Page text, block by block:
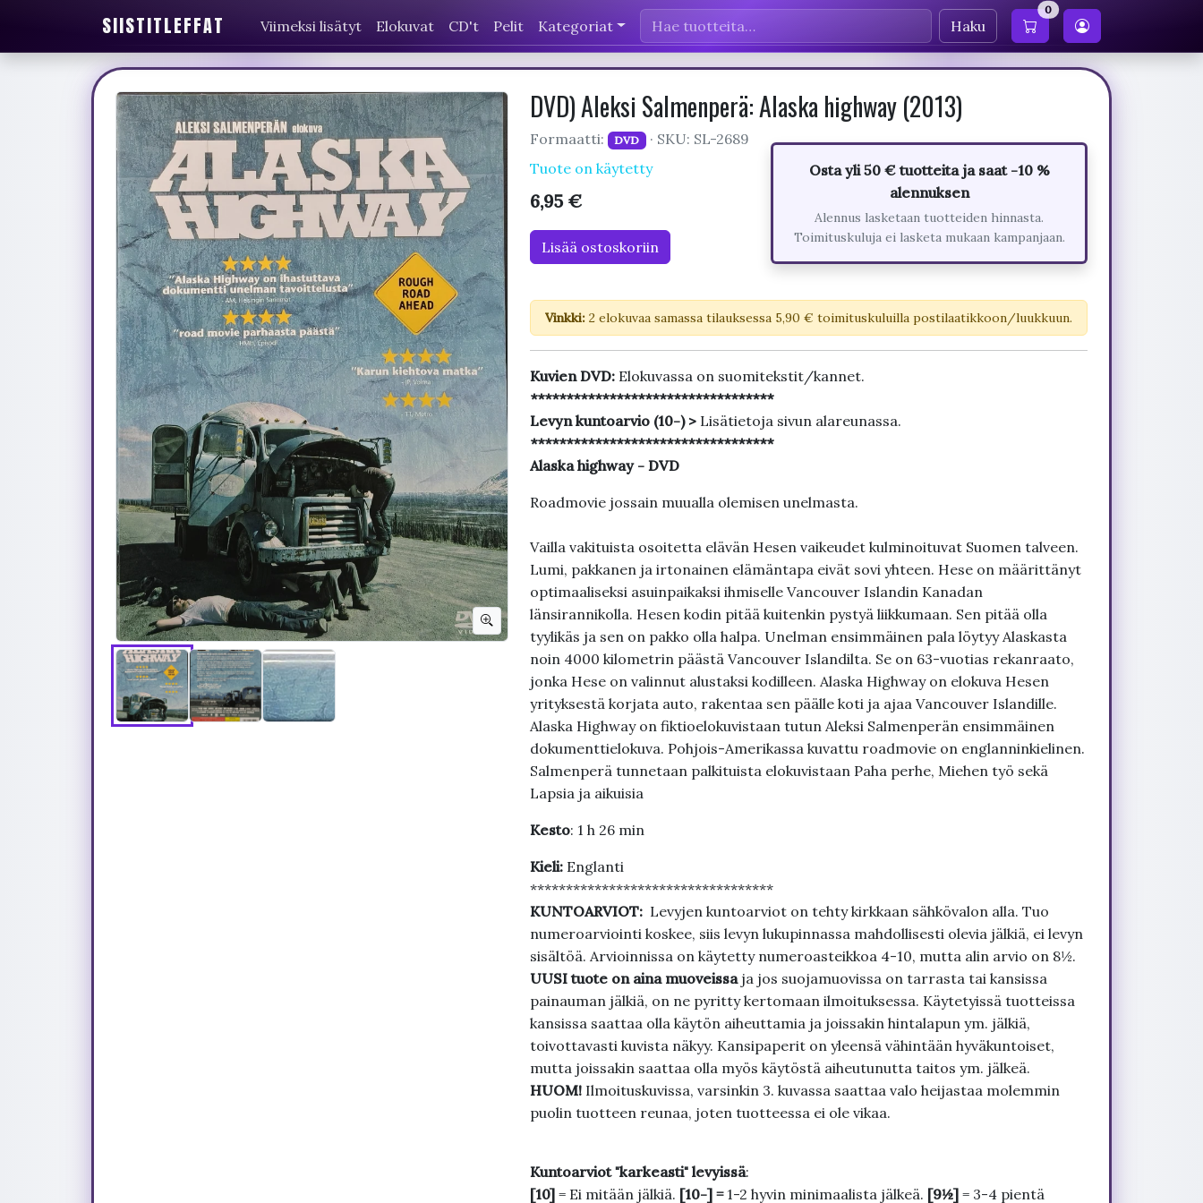
SIISTITLEFFAT Viimeksi lisätyt Elokuvat CD't Pelit Kategoriat Haku
0
DVD) Aleksi Salmenperä: Alaska highway (2013)
Formaatti: DVD
· SKU: SL-2689
Tuote on käytetty
6,95 €
Lisää ostoskoriin
Osta yli 50 € tuotteita ja saat -10 %
alennuksen
Alennus lasketaan tuotteiden hinnasta.
Toimituskuluja ei lasketa mukaan kampanjaan.
Vinkki:2 elokuvaa samassa tilauksessa 5,90 € toimituskuluilla postilaatikkoon/luukkuun.
Kuvien DVD: Elokuvassa on suomitekstit/kannet.
**********************************
Levyn kuntoarvio (10-) > Lisätietoja sivun alareunassa.
**********************************
Alaska highway - DVD
Roadmovie jossain muualla olemisen unelmasta.
Vailla vakituista osoitetta elävän Hesen vaikeudet kulminoituvat Suomen talveen.
Lumi, pakkanen ja irtonainen elämäntapa eivät sovi yhteen. Hese on määrittänyt
optimaaliseksi asuinpaikaksi ihmiselle Vancouver Islandin Kanadan
länsirannikolla. Hesen kodin pitää kuitenkin pystyä liikkumaan. Sen pitää olla
tyylikäs ja sen on pakko olla halpa. Unelman ensimmäinen pala löytyy Alaskasta
noin 4000 kilometrin päästä Vancouver Islandilta. Se on 63-vuotias rekanraato,
jonka Hese on valinnut alustaksi kodilleen. Alaska Highway on elokuva Hesen
yrityksestä korjata auto, rakentaa sen päälle koti ja ajaa Vancouver Islandille.
Alaska Highway on fiktioelokuvistaan tutun Aleksi Salmenperän ensimmäinen
dokumenttielokuva. Pohjois-Amerikassa kuvattu roadmovie on englanninkielinen.
Salmenperä tunnetaan palkituista elokuvistaan Paha perhe, Miehen työ sekä
Lapsia ja aikuisia
Kesto: 1 h 26 min
Kieli: Englanti
**********************************
KUNTOARVIOT: Levyjen kuntoarviot on tehty kirkkaan sähkövalon alla. Tuo
numeroarviointi koskee, siis levyn lukupinnassa mahdollisesti olevia jälkiä, ei levyn
sisältöä. Arvioinnissa on käytetty numeroasteikkoa 4-10, mutta alin arvio on 8½.
UUSI tuote on aina muoveissa ja jos suojamuovissa on tarrasta tai kansissa
painauman jälkiä, on ne pyritty kertomaan ilmoituksessa. Käytetyissä tuotteissa
kansissa saattaa olla käytön aiheuttamia ja joissakin hintalapun ym. jälkiä,
toivottavasti kuvista näkyy. Kansipaperit on yleensä vähintään hyväkuntoiset,
mutta joissakin saattaa olla myös käytöstä aiheutunutta taitos ym. jälkeä.
HUOM!Ilmoituskuvissa, varsinkin 3. kuvassa saattaa valo heijastaa molemmin
puolin tuotteen reunaa, joten tuotteessa ei ole vikaa.
Kuntoarviot "karkeasti" levyissä:
[10]= Ei mitään jälkiä. [10-] = 1-2 hyvin minimaalista jälkeä. [9½]= 3-4 pientä